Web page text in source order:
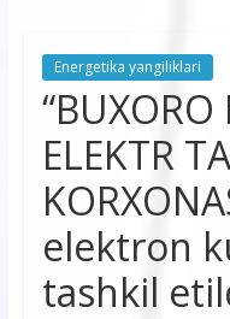
korxonasi”
Energetika yangiliklari
ELEKTR
elektron
tashkil